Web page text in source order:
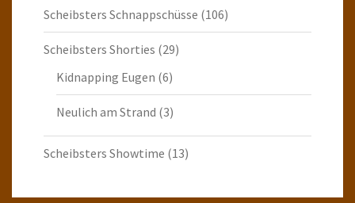
Scheibsters Schnappschüsse (106)
Scheibsters Shorties (29)
Kidnapping Eugen (6)
Neulich am Strand (3)
Scheibsters Showtime (13)